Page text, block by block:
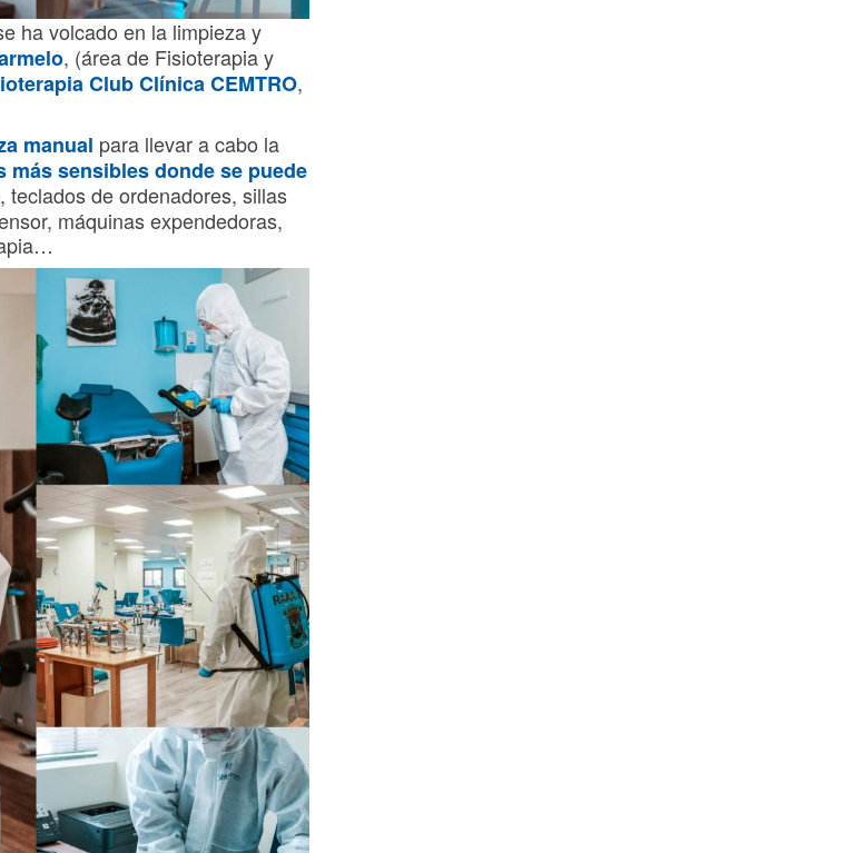
ha volcado en la limpieza y
, (área de Fisioterapia y
Club Clínica CEMTRO,
manual para llevar a cabo la
más sensibles donde se puede
de ordenadores, sillas
máquinas expendedoras,